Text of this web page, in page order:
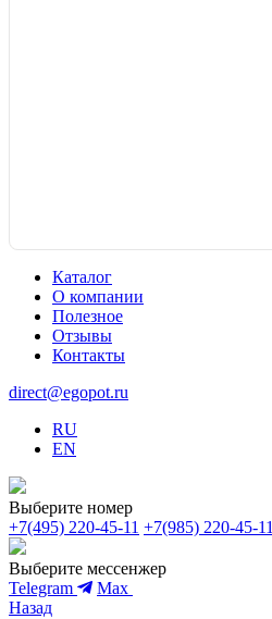
Каталог
О компании
Полезное
Отзывы
Контакты
direct@egopot.ru
RU
EN
Выберите номер
+7(495) 220-45-11 +7(985) 220-45-11
Выберите мессенжер
Telegram
Max
Назад